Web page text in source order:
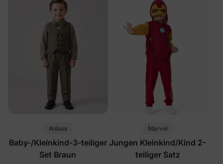
Anlass
Baby-/Kleinkind-3-teiliger
Set Braun
Marvel
Jungen Kleinkind/Kind 2-
teiliger Satz